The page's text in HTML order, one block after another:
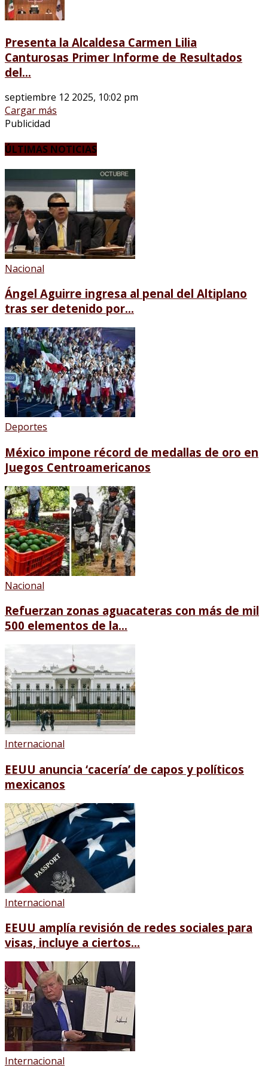
Presenta la Alcaldesa Carmen Lilia
Canturosas Primer Informe de Resultados
del...
septiembre 12 2025, 10:02 pm
Cargar más
Publicidad
ÚLTIMAS NOTICIAS
Nacional
Ángel Aguirre ingresa al penal del Altiplano
tras ser detenido por...
Deportes
México impone récord de medallas de oro en
Juegos Centroamericanos
Nacional
Refuerzan zonas aguacateras con más de mil
500 elementos de la...
Internacional
EEUU anuncia ‘cacería’ de capos y políticos
mexicanos
Internacional
EEUU amplía revisión de redes sociales para
visas, incluye a ciertos...
Internacional